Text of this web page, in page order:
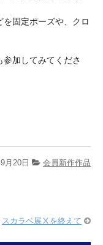
固定ポーズや、クロ
加してみてくださ
月20日 会員新作作品
スカラベ展Ⅹを終えて